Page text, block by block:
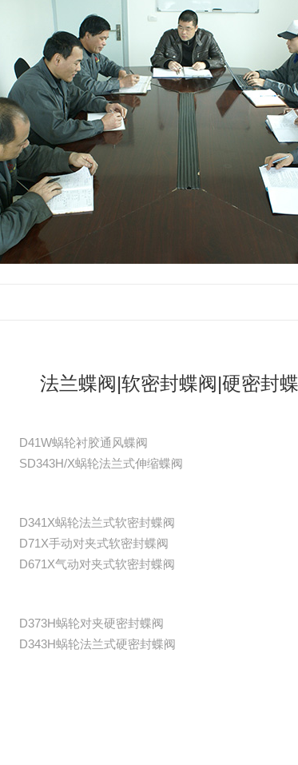
法兰蝶阀|软密封蝶阀|硬密封
D41W蜗轮衬胶通风蝶阀
SD343H/X蜗轮法兰式伸缩蝶阀
D341X蜗轮法兰式软密封蝶阀
D71X手动对夹式软密封蝶阀
D671X气动对夹式软密封蝶阀
D373H蜗轮对夹硬密封蝶阀
D343H蜗轮法兰式硬密封蝶阀